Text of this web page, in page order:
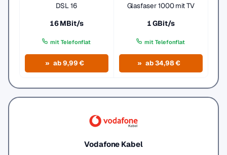
DSL 16
16 MBit/s
mit Telefonflat
ab 9,99 €
Glasfaser 1000 mit TV
1 GBit/s
mit Telefonflat
ab 34,98 €
Vodafone Kabel